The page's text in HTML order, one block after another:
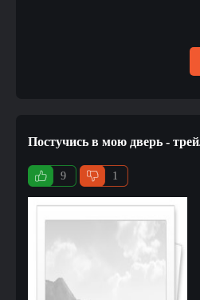
Постучись в мою дверь -
9 1